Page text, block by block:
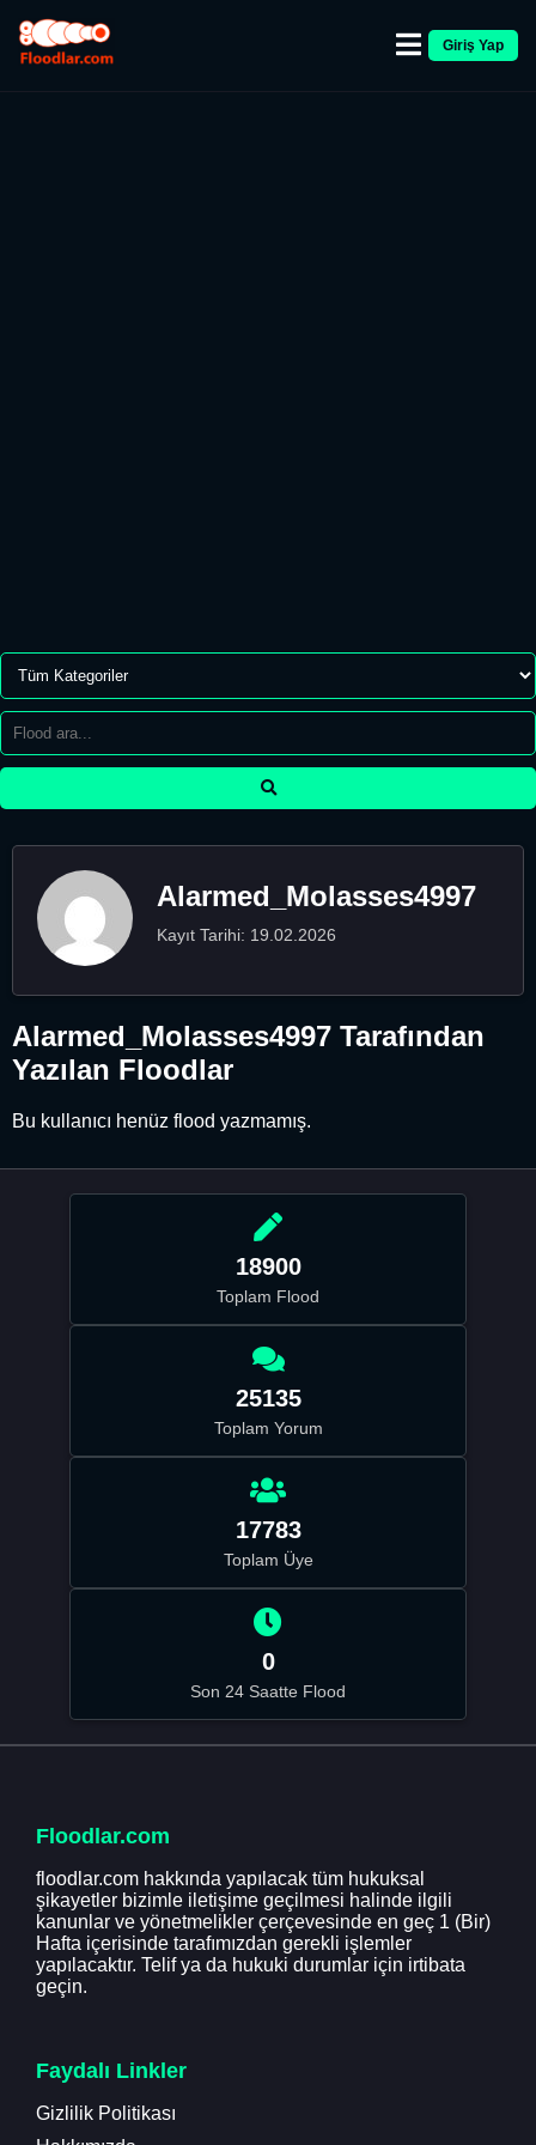
Giriş Yap
Alarmed_Molasses4997
Kayıt Tarihi: 19.02.2026
Alarmed_Molasses4997 Tarafından
Yazılan Floodlar
Bu kullanıcı henüz flood yazmamış.
18900
Toplam Flood
25135
Toplam Yorum
17783
Toplam Üye
0
Son 24 Saatte Flood
Floodlar.com
floodlar.com hakkında yapılacak tüm hukuksal
şikayetler bizimle iletişime geçilmesi halinde ilgili
kanunlar ve yönetmelikler çerçevesinde en geç 1 (Bir)
Hafta içerisinde tarafımızdan gerekli işlemler
yapılacaktır. Telif ya da hukuki durumlar için irtibata
geçin.
Faydalı Linkler
Gizlilik Politikası